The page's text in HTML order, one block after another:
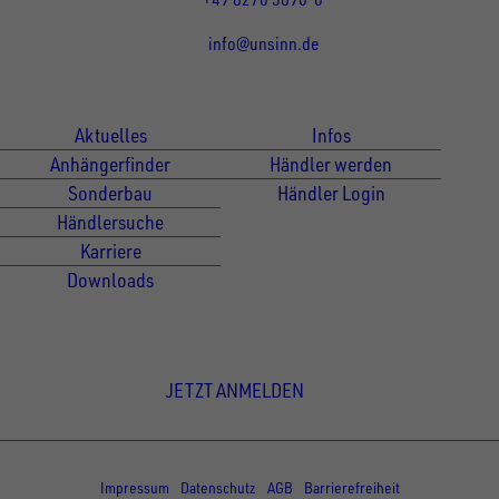
info@unsinn.de
Aktuelles
Anhängerfinder
Sonderbau
Händlersuche
Karriere
Downloads
Infos
Händler werden
Händler Login
JETZT ANMELDEN
Impressum
Datenschutz AGB Barrierefreiheit